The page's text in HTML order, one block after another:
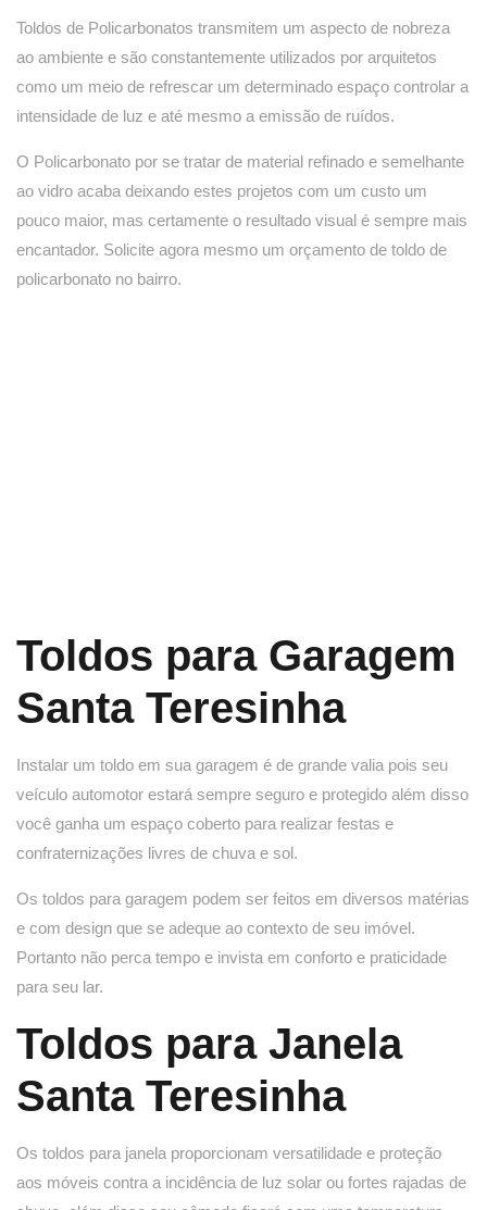
Toldos de Policarbonatos transmitem um aspecto de nobreza
ao ambiente e são constantemente utilizados por arquitetos
como um meio de refrescar um determinado espaço controlar a
intensidade de luz e até mesmo a emissão de ruídos.
O Policarbonato por se tratar de material refinado e semelhante
ao vidro acaba deixando estes projetos com um custo um
pouco maior, mas certamente o resultado visual é sempre mais
encantador. Solicite agora mesmo um orçamento de toldo de
policarbonato no bairro.
Toldos para Garagem
Santa Teresinha
Instalar um toldo em sua garagem é de grande valia pois seu
veículo automotor estará sempre seguro e protegido além disso
você ganha um espaço coberto para realizar festas e
confraternizações livres de chuva e sol.
Os toldos para garagem podem ser feitos em diversos matérias
e com design que se adeque ao contexto de seu imóvel.
Portanto não perca tempo e invista em conforto e praticidade
para seu lar.
Toldos para Janela
Santa Teresinha
Os toldos para janela proporcionam versatilidade e proteção
aos móveis contra a incidência de luz solar ou fortes rajadas de